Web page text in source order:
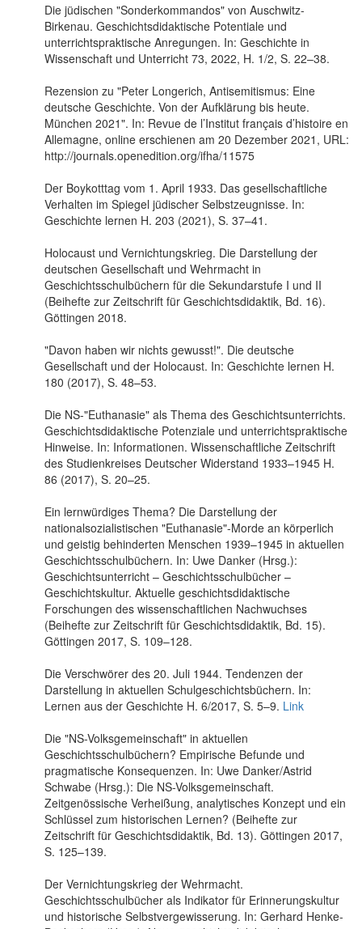
Die jüdischen "Sonderkommandos" von Auschwitz-
Birkenau. Geschichtsdidaktische Potentiale und
unterrichtspraktische Anregungen. In: Geschichte in
Wissenschaft und Unterricht 73, 2022, H. 1/2, S. 22–38.
Rezension zu "Peter Longerich, Antisemitismus: Eine
deutsche Geschichte. Von der Aufklärung bis heute.
München 2021". In: Revue de l’Institut français d’histoire en
Allemagne, online erschienen am 20 Dezember 2021, URL:
http://journals.openedition.org/ifha/11575
Der Boykotttag vom 1. April 1933. Das gesellschaftliche
Verhalten im Spiegel jüdischer Selbstzeugnisse. In:
Geschichte lernen H. 203 (2021), S. 37–41.
Holocaust und Vernichtungskrieg. Die Darstellung der
deutschen Gesellschaft und Wehrmacht in
Geschichtsschulbüchern für die Sekundarstufe I und II
(Beihefte zur Zeitschrift für Geschichtsdidaktik, Bd. 16).
Göttingen 2018.
"Davon haben wir nichts gewusst!". Die deutsche
Gesellschaft und der Holocaust. In: Geschichte lernen H.
180 (2017), S. 48–53.
Die NS-"Euthanasie" als Thema des Geschichtsunterrichts.
Geschichtsdidaktische Potenziale und unterrichtspraktische
Hinweise. In: Informationen. Wissenschaftliche Zeitschrift
des Studienkreises Deutscher Widerstand 1933–1945 H.
86 (2017), S. 20–25.
Ein lernwürdiges Thema? Die Darstellung der
nationalsozialistischen "Euthanasie"-Morde an körperlich
und geistig behinderten Menschen 1939–1945 in aktuellen
Geschichtsschulbüchern. In: Uwe Danker (Hrsg.):
Geschichtsunterricht – Geschichtsschulbücher –
Geschichtskultur. Aktuelle geschichtsdidaktische
Forschungen des wissenschaftlichen Nachwuchses
(Beihefte zur Zeitschrift für Geschichtsdidaktik, Bd. 15).
Göttingen 2017, S. 109–128.
Die Verschwörer des 20. Juli 1944. Tendenzen der
Darstellung in aktuellen Schulgeschichtsbüchern. In:
Lernen aus der Geschichte H. 6/2017, S. 5–9. Link
Die "NS-Volksgemeinschaft" in aktuellen
Geschichtsschulbüchern? Empirische Befunde und
pragmatische Konsequenzen. In: Uwe Danker/Astrid
Schwabe (Hrsg.): Die NS-Volksgemeinschaft.
Zeitgenössische Verheißung, analytisches Konzept und ein
Schlüssel zum historischen Lernen? (Beihefte zur
Zeitschrift für Geschichtsdidaktik, Bd. 13). Göttingen 2017,
S. 125–139.
Der Vernichtungskrieg der Wehrmacht.
Geschichtsschulbücher als Indikator für Erinnerungskultur
und historische Selbstvergewisserung. In: Gerhard Henke-